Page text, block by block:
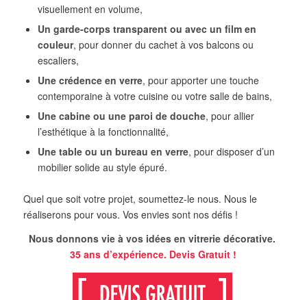
visuellement en volume,
Un garde-corps transparent ou avec un film en
couleur, pour donner du cachet à vos balcons ou
escaliers,
Une crédence en verre, pour apporter une touche
contemporaine à votre cuisine ou votre salle de bains,
Une cabine ou une paroi de douche, pour allier
l’esthétique à la fonctionnalité,
Une table ou un bureau en verre, pour disposer d’un
mobilier solide au style épuré.
Quel que soit votre projet, soumettez-le nous. Nous le
réaliserons pour vous. Vos envies sont nos défis !
Nous donnons vie à vos idées en vitrerie décorative.
35 ans d’expérience. Devis Gratuit !